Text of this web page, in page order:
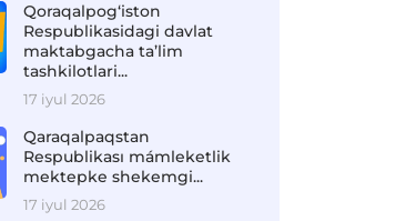
Qoraqalpog‘iston
Respublikasidagi davlat
maktabgacha ta’lim
tashkilotlari...
17 iyul 2026
Qaraqalpaqstan
Respublikası mámleketlik
mektepke shekemgi...
17 iyul 2026